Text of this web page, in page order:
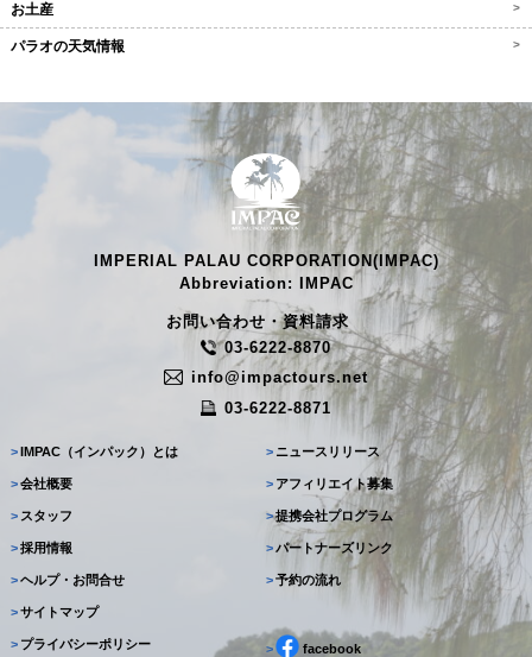
お土産 >
パラオの天気情報 >
IMPERIAL PALAU CORPORATION(IMPAC)
Abbreviation: IMPAC
お問い合わせ・資料請求
03-6222-8870
info@impactours.net
03-6222-8871
> IMPAC（インパック）とは
>会社概要
> スタッフ
>採用情報
>ヘルプ・お問合せ
>サイトマップ
> ニュースリリース
> アフィリエイト募集
>提携会社プログラム
>パートナーズリンク
>予約の流れ
> プライバシーポリシー > facebook